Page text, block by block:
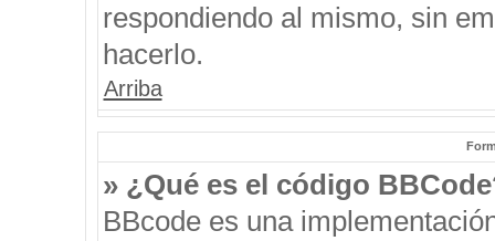
respondiendo al mismo, sin
hacerlo.
Arriba
» ¿Qué es el código
BBcode es una